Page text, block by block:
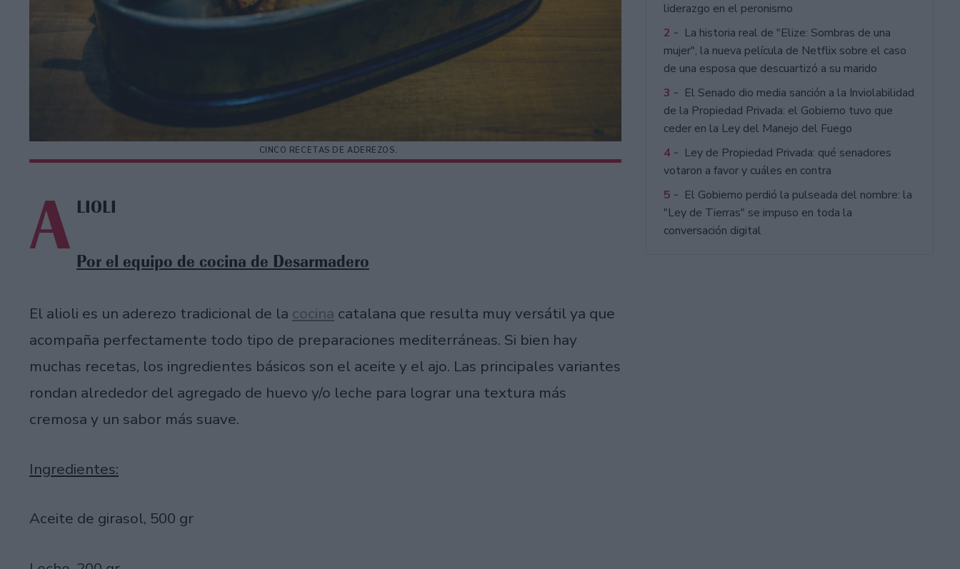
CINCO RECETAS DE ADEREZOS.
A LIOLI
Por el equipo de cocina de Desarmadero
El alioli es un aderezo tradicional de la cocina catalana que resulta muy versátil ya que
acompaña perfectamente todo tipo de preparaciones mediterráneas. Si bien hay
muchas recetas, los ingredientes básicos son el aceite y el ajo. Las principales variantes
rondan alrededor del agregado de huevo y/o leche para lograr una textura más
cremosa y un sabor más suave.
Ingredientes:
Aceite de girasol, 500 gr
liderazgo en el peronismo
2 - La historia real de "Elize: Sombras de una
mujer", la nueva película de Netflix sobre el caso
de una esposa que descuartizó a su marido
3 - El Senado dio media sanción a la Inviolabilidad
de la Propiedad Privada: el Gobierno tuvo que
ceder en la Ley del Manejo del Fuego
4 - Ley de Propiedad Privada: qué senadores
votaron a favor y cuáles en contra
5 - El Gobierno perdió la pulseada del nombre: la
"Ley de Tierras" se impuso en toda la
conversación digital